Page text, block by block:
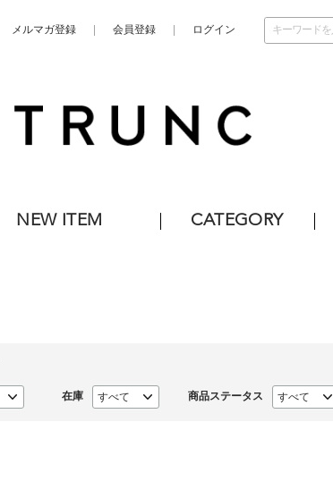
メルマガ登録 会員登録 ログイン
NEW ITEM CATEGORY
在庫 商品ステータス